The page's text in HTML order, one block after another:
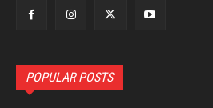
POPULAR POSTS